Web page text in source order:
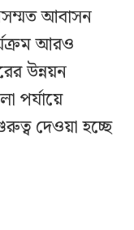
আবাসন
আরও
উন্নয়ন
পর্যায়ে
দেওয়া হচ্ছে